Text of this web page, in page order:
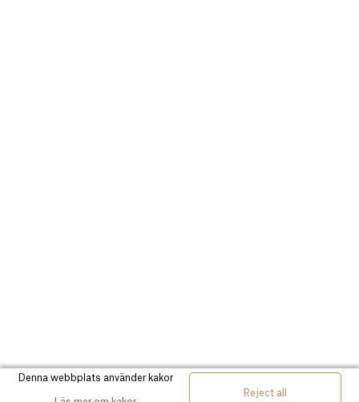
Denna webbplats använder kakor
Reject all